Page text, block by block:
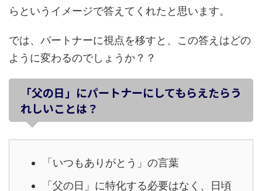
らというイメージで答えてくれたと思います。
では、パートナーに視点を移すと、この答えはどの
ように変わるのでしょうか？？
「父の日」にパートナーにしてもらえたらう
れしいことは？
「いつもありがとう」の言葉
「父の日」に特化する必要はなく、日頃